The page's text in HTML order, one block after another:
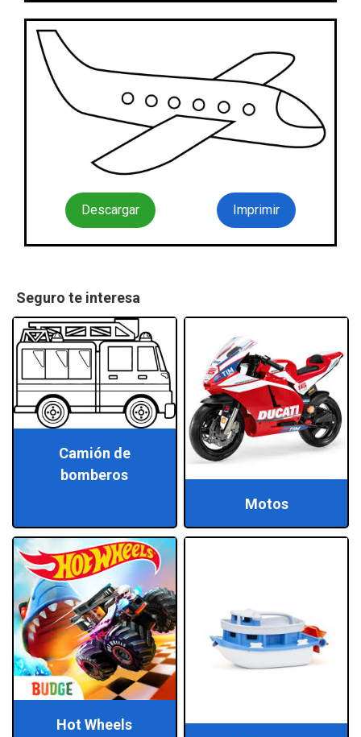
Descargar Imprimir
Seguro te interesa
Camión de
bomberos
Motos
Hot Wheels